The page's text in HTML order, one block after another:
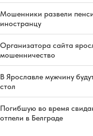
Мошенники развели
иностранцу
Организатора сайта
мошенничество
В Ярославле мужчину
стол
Погибшую во время
отпели в Белграде